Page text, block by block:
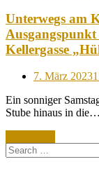
Unterwegs am
Kellergasse
Posted
7. März 2023
Ein sonniger
Stube hinaus in die…
Search
for: